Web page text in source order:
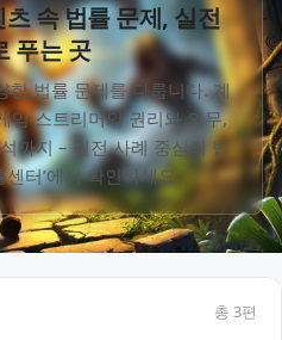
속 법률 문제, 실전
푸는 곳
한 법률 문제를 다룹니다. 계
임 스트리머의 권리와 의무,
까지 – 실전 사례 중심의 법
총 3편